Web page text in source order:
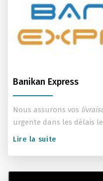
Banikan Express
Nous assurons vos
urgente dans les délais
Lire la suite